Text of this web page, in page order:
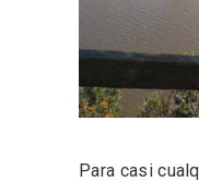
Para casi
Fiesta de
Sepúlveda